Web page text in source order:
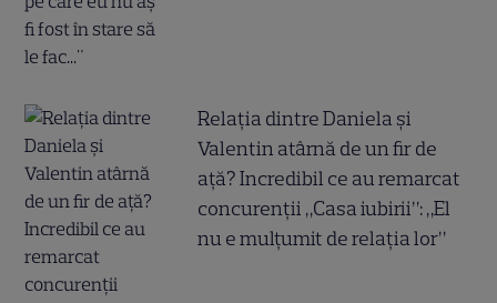
Relația dintre Daniela și
Valentin atârnă de un fir de
ață? Incredibil ce au remarcat
concurenții „Casa iubirii”: „El
nu e mulțumit de relația lor”